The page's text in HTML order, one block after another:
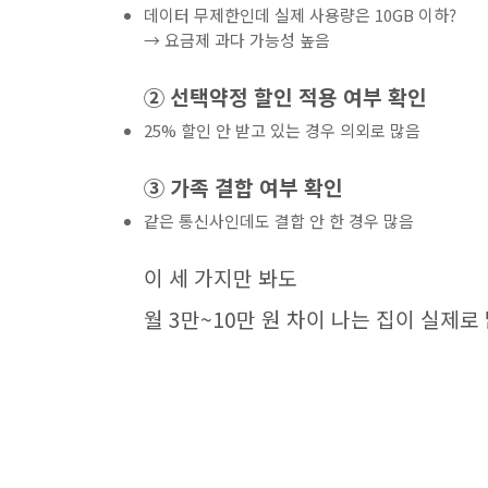
데이터 무제한인데 실제 사용량은 10GB 이하?
→ 요금제 과다 가능성 높음
② 선택약정 할인 적용 여부 확인
25% 할인 안 받고 있는 경우 의외로 많음
③ 가족 결합 여부 확인
같은 통신사인데도 결합 안 한 경우 많음
이 세 가지만 봐도
월 3만~10만 원 차이 나는 집이 실제로